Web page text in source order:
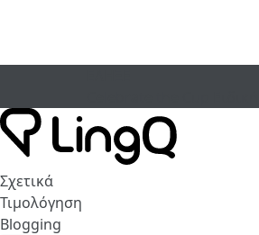
Σχετικά
Τιμολόγηση
Blogging